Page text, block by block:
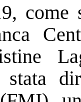
come
stata